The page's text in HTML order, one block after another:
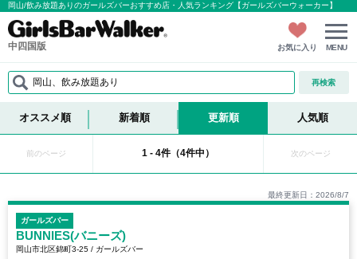
岡山/飲み放題ありのガールズバーおすすめ店・人気ランキング【ガールズバーウォーカー】
中四国版 お気に入り MENU
岡山、飲み放題あり 再検索
オススメ順 新着順 更新順 人気順
前のページ 1 - 4件（4件中） 次のページ
最終更新日：2026/8/7
ガールズバー
BUNNIES(バニーズ)
岡山市北区錦町3-25 / ガールズバー